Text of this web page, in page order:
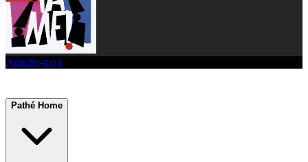
Attache-moi!
Pathé Home